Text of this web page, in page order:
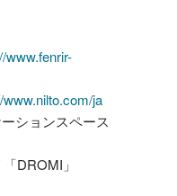
www.fenrir-
www.nilto.com/ja
ションスペース
DROMI」